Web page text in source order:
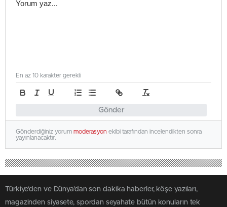
Gönder
En az 10 karakter gerekli
Gönderdiğiniz yorum moderasyon ekibi tarafından incelendikten sonra
yayınlanacaktır.
Türkiye'den ve Dünya’dan son dakika haberler, köşe yazıları,
magazinden siyasete, spordan seyahate bütün konuların tek